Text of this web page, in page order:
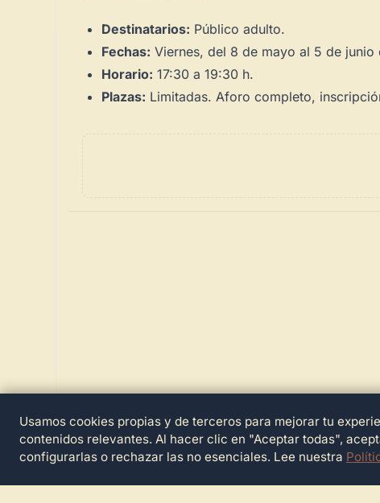
Destinatarios: Público adulto.
Fechas: Viernes, del 8 de mayo al 5 de junio
Horario: 17:30 a 19:30 h.
Plazas: Limitadas. Aforo completo,
Usamos cookies propias y de terceros para mejorar tu
contenidos relevantes. Al hacer clic en "Aceptar todas",
configurarlas o rechazar las no esenciales. Lee nuestra